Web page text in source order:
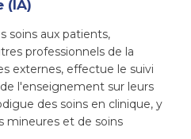
(IA)
soins aux patients,
professionnels de la
externes, effectue le suivi
l'enseignement sur leurs
des soins en clinique, y
mineures et de soins